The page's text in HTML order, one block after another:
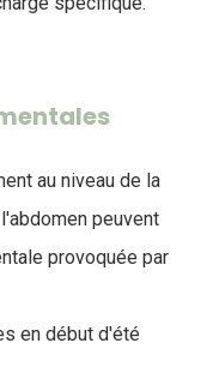
au niveau de la
peuvent
provoquée par
en début d'été